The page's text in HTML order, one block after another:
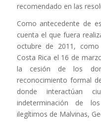
recomendado en las
Como antecedente de
cuenta el que fuera
octubre de 2011,
Costa Rica el 16 de
la cesión de los
reconocimiento formal
donde interactúan
indeterminación de
ilegítimos de Malvinas,